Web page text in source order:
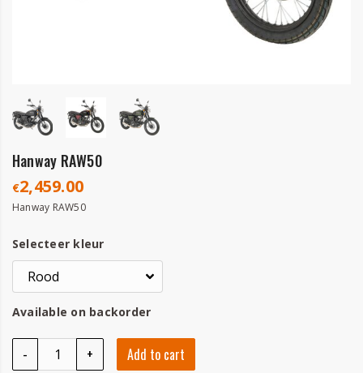
Hanway RAW50
€2,459.00
Hanway RAW50
Selecteer kleur
Available on backorder
-
Hanway RAW50 quantity
+ Add to cart